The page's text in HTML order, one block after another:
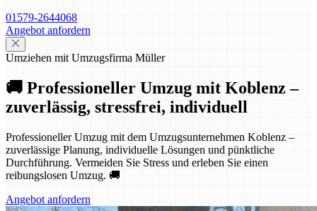
01579-2644068
Angebot anfordern
Umziehen mit Umzugsfirma Müller
🚚 Professioneller Umzug mit Koblenz –
zuverlässig, stressfrei, individuell
Professioneller Umzug mit dem Umzugsunternehmen Koblenz –
zuverlässige Planung, individuelle Lösungen und pünktliche
Durchführung. Vermeiden Sie Stress und erleben Sie einen
reibungslosen Umzug. 🚚
Angebot anfordern